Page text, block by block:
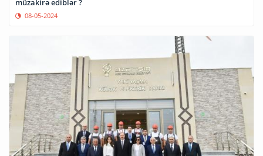
müzakirə ediblər ?
08-05-2024